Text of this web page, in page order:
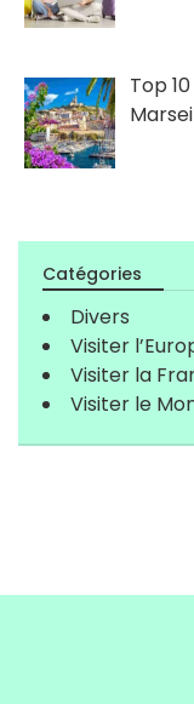
Top
Catégories
Divers
Visiter
Visiter la
Visiter le